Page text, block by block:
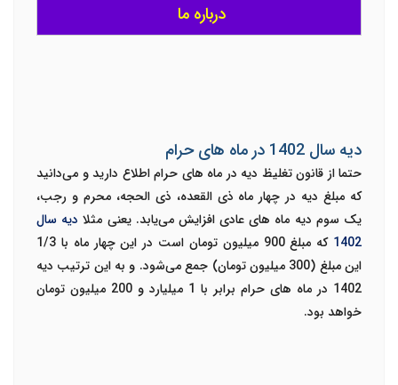
درباره ما
دیه سال 1402 در ماه های حرام
حتما از قانون تغلیظ دیه در ماه های حرام اطلاع دارید و می‌دانید
که مبلغ دیه در چهار ماه ذی القعده، ذی الحجه، محرم و رجب،
یک سوم دیه ماه های عادی افزایش می‌یابد. یعنی مثلا دیه سال
1402 که مبلغ 900 میلیون تومان است در این چهار ماه با
1/3
این مبلغ (300 میلیون تومان) جمع می‌شود. و به این ترتیب
دیه
1402 در ماه های حرام
برابر با 1 میلیارد و 200 میلیون تومان
خواهد بود.